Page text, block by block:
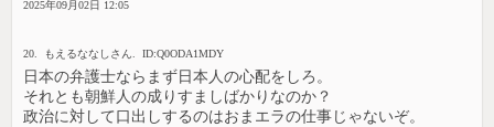
2025年09月02日 12:05
20. もえるななしさん. ID:Q0ODA1MDY
日本の弁護士ならまず日本人の心配をしろ。
それとも朝鮮人の成りすましばかりなのか？
政治に対して口出しするのはおまエラの仕事じゃないぞ。